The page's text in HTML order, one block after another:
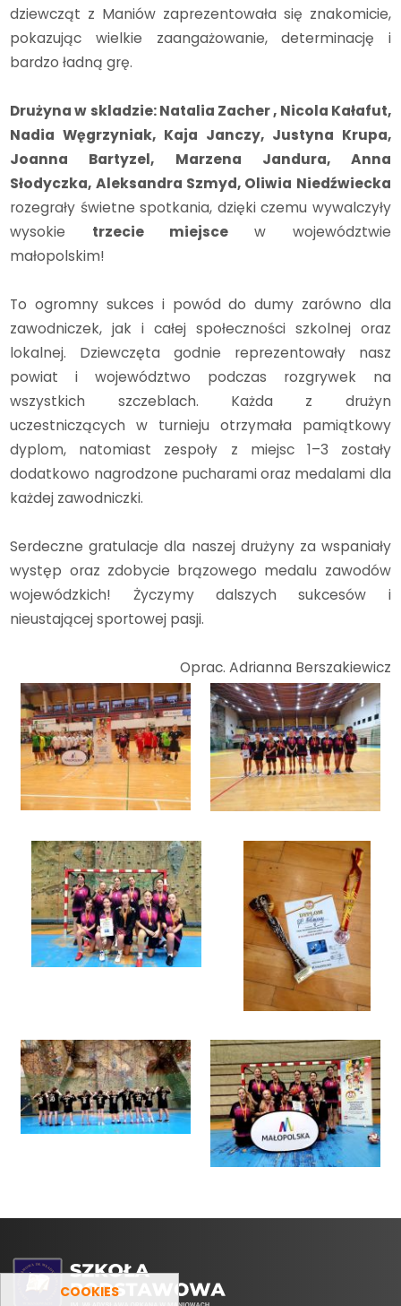
COOKIES
dziewcząt z Maniów zaprezentowała się znakomicie,
pokazując wielkie zaangażowanie, determinację i
bardzo ładną grę.
Drużyna w skladzie: Natalia Zacher , Nicola Kałafut,
Nadia Węgrzyniak, Kaja Janczy, Justyna Krupa,
Joanna Bartyzel, Marzena Jandura, Anna
Słodyczka, Aleksandra Szmyd, Oliwia Niedźwiecka
rozegrały świetne spotkania, dzięki czemu wywalczyły
wysokie trzecie miejsce w województwie
małopolskim!
To ogromny sukces i powód do dumy zarówno dla
zawodniczek, jak i całej społeczności szkolnej oraz
lokalnej. Dziewczęta godnie reprezentowały nasz
powiat i województwo podczas rozgrywek na
wszystkich szczeblach. Każda z drużyn
uczestniczących w turnieju otrzymała pamiątkowy
dyplom, natomiast zespoły z miejsc 1–3 zostały
dodatkowo nagrodzone pucharami oraz medalami dla
każdej zawodniczki.
Serdeczne gratulacje dla naszej drużyny za wspaniały
występ oraz zdobycie brązowego medalu zawodów
wojewódzkich! Życzymy dalszych sukcesów i
nieustającej sportowej pasji.
Oprac. Adrianna Berszakiewicz